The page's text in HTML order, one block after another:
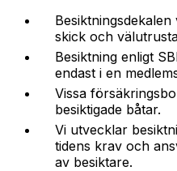
skick och
Besiktning enligt
endast i en
Vissa
besiktigade båtar.
Vi utvecklar
tidens krav och
av besiktare.